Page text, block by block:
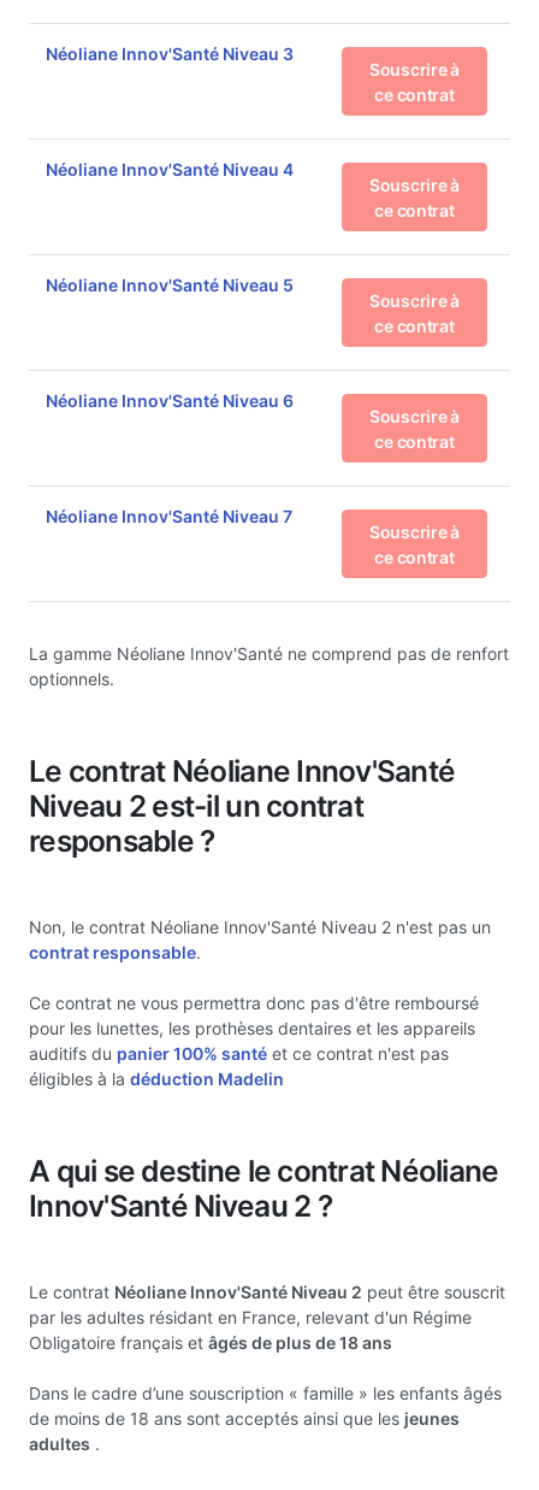
Néoliane Innov'Santé Niveau 3
Souscrire à
ce contrat
Néoliane Innov'Santé Niveau 4
Souscrire à
ce contrat
Néoliane Innov'Santé Niveau 5
Souscrire à
ce contrat
Néoliane Innov'Santé Niveau 6
Souscrire à
ce contrat
Néoliane Innov'Santé Niveau 7
Souscrire à
ce contrat
La gamme Néoliane Innov'Santé ne comprend pas de renfort
optionnels.
Le contrat Néoliane Innov'Santé
Niveau 2 est-il un contrat
responsable ?
Non, le contrat Néoliane Innov'Santé Niveau 2 n'est pas un
contrat responsable.
Ce contrat ne vous permettra donc pas d'être remboursé
pour les lunettes, les prothèses dentaires et les appareils
auditifs du panier 100% santé et ce contrat n'est pas
éligibles à la déduction Madelin
A qui se destine le contrat Néoliane
Innov'Santé Niveau 2 ?
Le contrat Néoliane Innov'Santé Niveau 2 peut être souscrit
par les adultes résidant en France, relevant d'un Régime
Obligatoire français et âgés de plus de 18 ans
Dans le cadre d’une souscription « famille » les enfants âgés
de moins de 18 ans sont acceptés ainsi que les jeunes
adultes .